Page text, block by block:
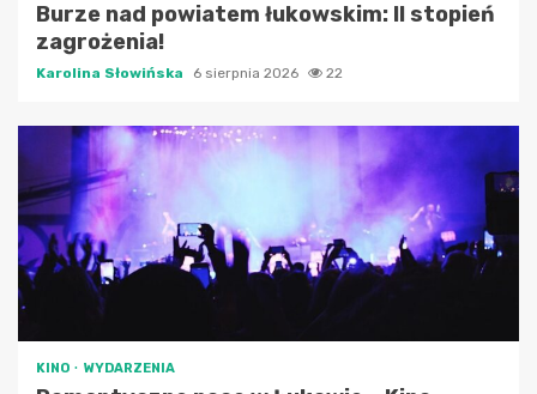
Burze nad powiatem łukowskim: II stopień
zagrożenia!
Karolina Słowińska 6 sierpnia 2026 22
KINO WYDARZENIA